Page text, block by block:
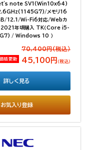
note SV1(Win10x64)
メモリ16
12.1/Wi-Fi6対応/Webカ
2021年頃購入 TK（Core i5-
/ Windows 10 ）
70,400円(税込）
価格更新 45,100円 （税込）
お気入り登録
詳しく見る